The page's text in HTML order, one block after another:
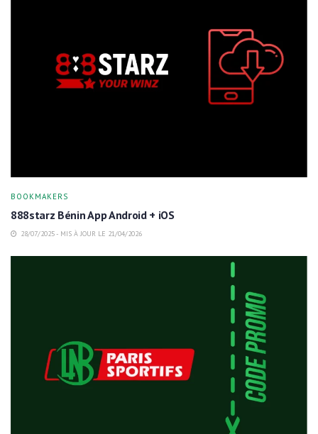
BOOKMAKERS
888starz Bénin App Android + iOS
28/07/2025 - MIS À JOUR LE 21/04/2026